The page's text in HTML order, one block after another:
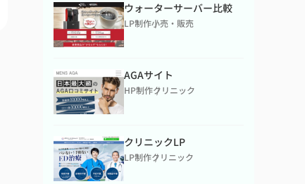
ウォーターサーバー比較
LP制作小売・販売
AGAサイト
HP制作クリニック
クリニックLP
LP制作クリニック